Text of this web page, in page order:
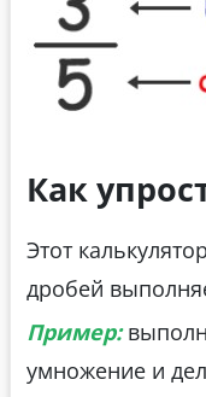
Как
Этот
дробей
Пример:
умножение и